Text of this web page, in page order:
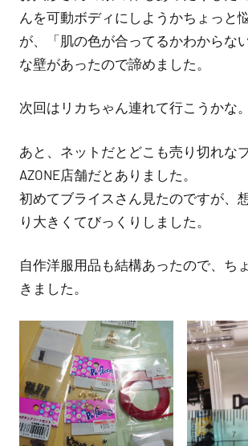
んを可動ボディにしようかちょっと
が、「肌の色が合ってるかわからな
な壁があったので諦めました。
次回はリカちゃん連れて行こうかな。
あと、ネットだとどこも売り切れな
AZONE店舗だとありました。
初めてブライスさん見たのですが、
り大きくてびっくりしました。
自作洋服用品も結構あったので、ち
きました。